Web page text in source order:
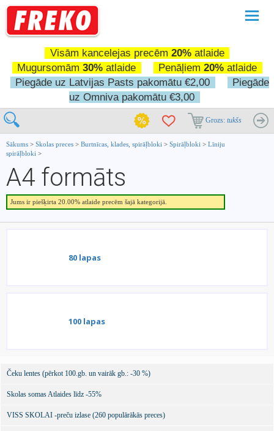
Visām kancelejas precēm 20%atlaide
Mugursomām 30% atlaide Penāļiem 20% atlaide
Piegāde uz Latvijas Pasts pakomātu €2,00
Piegāde
uz Omniva pakomātu €3,00
Grozs: tukšs
Sākums > Skolas preces > Burtnīcas, klades, spirāļbloki > Spirāļbloki > Līniju
spirāļbloki >
A4 formāts
Jums ir piešķirta 20.00% atlaide precēm šajā kategorijā.
80 lapas
100 lapas
Čeku lentes (pērkot 100.gb. un vairāk gb.: -30 %)
Skolas somas Atlaides līdz -55%
VISS SKOLAI -preču izlase (260 populārākās preces)